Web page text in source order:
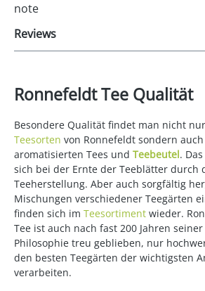
note
Reviews
Ronnefeldt Tee Qualität
Besondere Qualität findet man nicht
Teesorten von Ronnefeldt sondern
aromatisierten Tees und Teebeutel.
sich bei der Ernte der Teeblätter durch
Teeherstellung. Aber auch sorgfältig
Mischungen verschiedener Teegärten
finden sich im Teesortiment wieder.
Tee ist auch nach fast 200 Jahren
Philosophie treu geblieben, nur
den besten Teegärten der wichtigsten
verarbeiten.